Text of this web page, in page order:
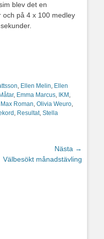
blev det en
på 4 x 100 medley
, Ellen Melin, Ellen
, Emma Marcus, IKM ,
Max Roman, Olivia Weuro,
, Resultat, Stella
Nästa →
Välbesökt månadstävling